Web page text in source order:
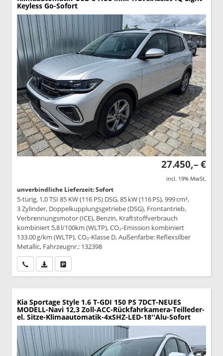
Keyless Go-Sofort
27.450,– €
incl. 19% MwSt.
unverbindliche Lieferzeit: Sofort
5-türig, 1,0 TSI 85 KW (116 PS) DSG, 85 kW (116 PS), 999 cm³,
3 Zylinder, Doppelkupplungsgetriebe (DSG), Frontantrieb,
Verbrennungsmotor (ICE), Benzin, Kraftstoffverbrauch
kombiniert 5,8 l/100km (WLTP), CO₂-Emission kombiniert
133.00 g/km (WLTP), CO₂-Klasse D, Außenfarbe: Reflexsilber
Metallic, Fahrzeugnr.: 132398
Wir rufen Sie anPDF-Datei, Fahrzeugexposé drucken
Kia Sportage Style 1.6 T-GDI 150 PS 7DCT-NEUES
MODELL-Navi 12,3 Zoll-ACC-Rückfahrkamera-Teilleder-
el. Sitze-Klimaautomatik-4xSHZ-LED-18''Alu-Sofort